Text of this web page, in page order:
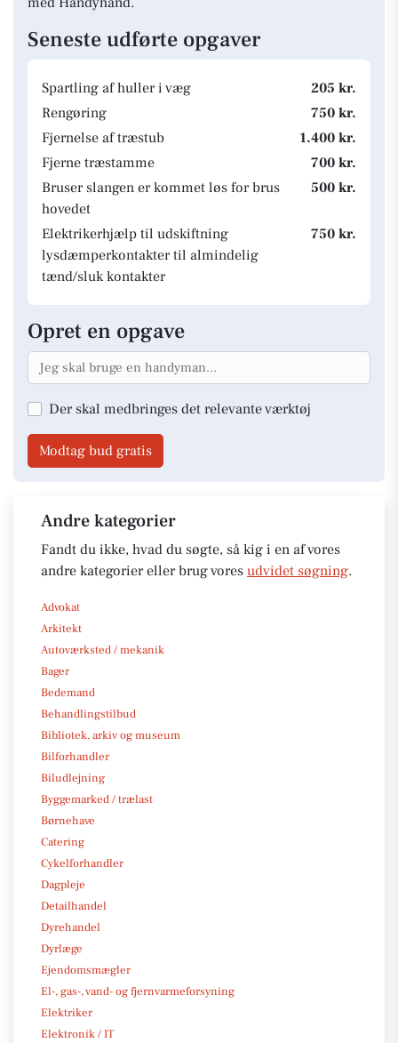
Seneste udførte opgaver
Spartling af huller i væg
205 kr.
Rengøring
750 kr.
Fjernelse af træstub
1.400 kr.
Fjerne træstamme
700 kr.
Bruser slangen er kommet løs for brus
hovedet
500 kr.
Elektrikerhjælp til udskiftning
lysdæmperkontakter til almindelig
tænd/sluk kontakter
750 kr.
Opret en opgave
Der skal medbringes det relevante værktøj
Modtag bud gratis
Andre kategorier
Fandt du ikke, hvad du søgte, så kig i en af vores
andre kategorier eller brug vores udvidet søgning.
Advokat
Arkitekt
Autoværksted / mekanik
Bager
Bedemand
Behandlingstilbud
Bibliotek, arkiv og museum
Bilforhandler
Biludlejning
Byggemarked / trælast
Børnehave
Catering
Cykelforhandler
Dagpleje
Detailhandel
Dyrehandel
Dyrlæge
Ejendomsmægler
El-, gas-, vand- og fjernvarmeforsyning
Elektriker
Elektronik / IT